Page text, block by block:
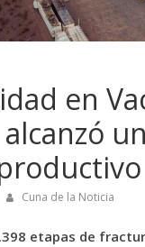
en
Cuna de la Noticia
etapas de